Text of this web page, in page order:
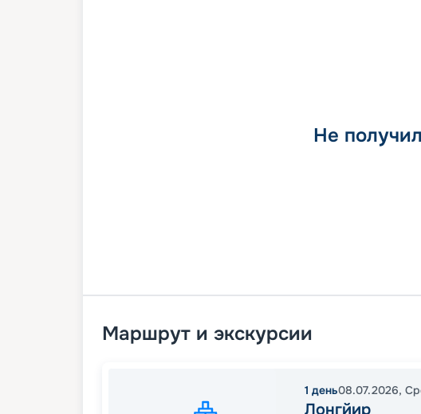
Не
Маршрут и экскурсии
1 день08.07.2026,
Лонгйир